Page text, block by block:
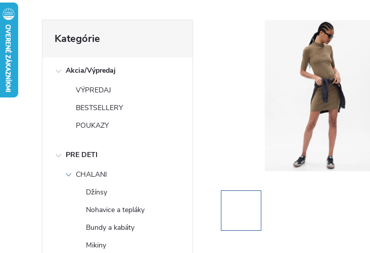
kategórie
Kategórie
Akcia/Výpredaj
VÝPREDAJ
BESTSELLERY
POUKAZY
PRE DETI
CHALANI
Džínsy
Nohavice a tepláky
Bundy a kabáty
Mikiny